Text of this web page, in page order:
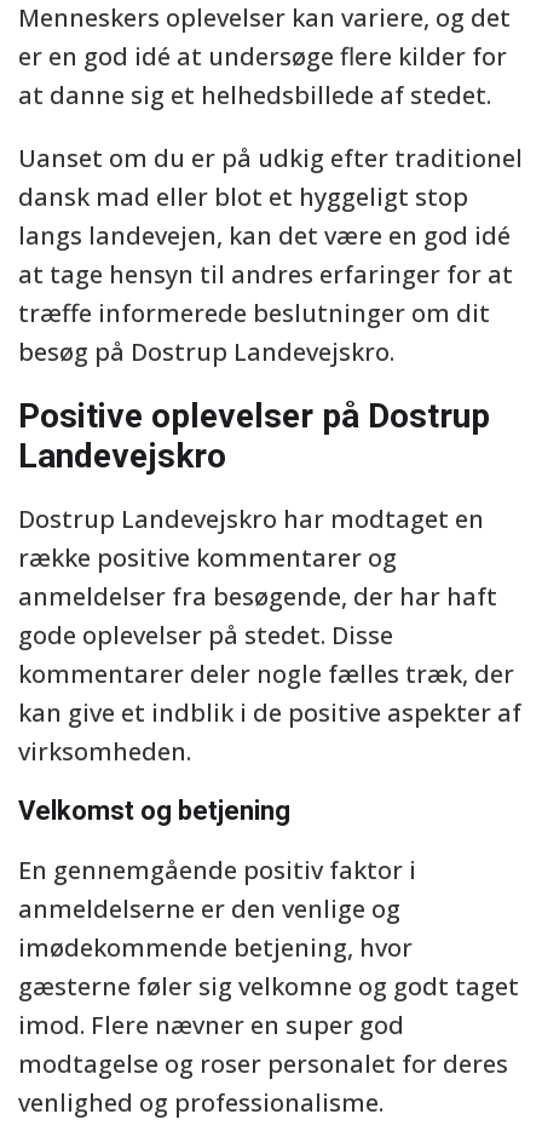
Menneskers oplevelser kan variere, og det
er en god idé at undersøge flere kilder for
at danne sig et helhedsbillede af stedet.
Uanset om du er på udkig efter traditionel
dansk mad eller blot et hyggeligt stop
langs landevejen, kan det være en god idé
at tage hensyn til andres erfaringer for at
træffe informerede beslutninger om dit
besøg på Dostrup Landevejskro.
Positive oplevelser på Dostrup
Landevejskro
Dostrup Landevejskro har modtaget en
række positive kommentarer og
anmeldelser fra besøgende, der har haft
gode oplevelser på stedet. Disse
kommentarer deler nogle fælles træk, der
kan give et indblik i de positive aspekter af
virksomheden.
Velkomst og betjening
En gennemgående positiv faktor i
anmeldelserne er den venlige og
imødekommende betjening, hvor
gæsterne føler sig velkomne og godt taget
imod. Flere nævner en super god
modtagelse og roser personalet for deres
venlighed og professionalisme.